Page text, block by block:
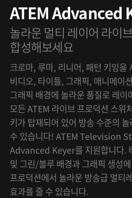
ATEMAdvanced
놀라운 멀티 레이어 라이
합성해보세요
크로마, 루마, 리니어, 패턴 키잉을
비디오, 타이틀, 그래픽, 애니메이
그래픽 배경에 놀라운 품질로 레이
모든 ATEM 라이브 프로덕션 스위
키가 탑재되어 있어 방송 수준의
수 있습니다! ATEM Television
Advanced Keyer를 지원합니다.
및 그린/블루 배경과 그래픽 생성
프로덕션에서 놀라운 방송급 멀티
효과를 줄 수 있습니다.